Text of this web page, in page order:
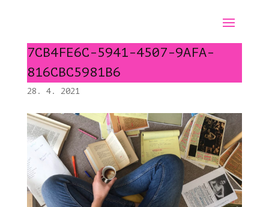
7CB4FE6C-5941-4507-9AFA-
816CBC5981B6
28. 4. 2021